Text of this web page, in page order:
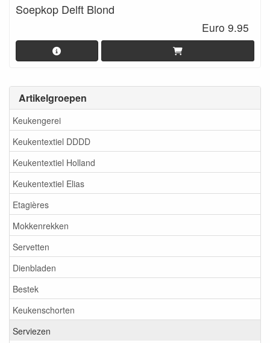
Artikelgroepen
Keukengerei
Keukentextiel DDDD
Keukentextiel Holland
Keukentextiel Elias
Etagières
Mokkenrekken
Servetten
Dienbladen
Bestek
Keukenschorten
Serviezen
Soepkop Delft Blond
Euro 9.95